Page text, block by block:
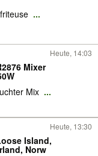
...
Heute, 14:03
Mixer
Mix ...
Heute, 13:30
Island,
Norw